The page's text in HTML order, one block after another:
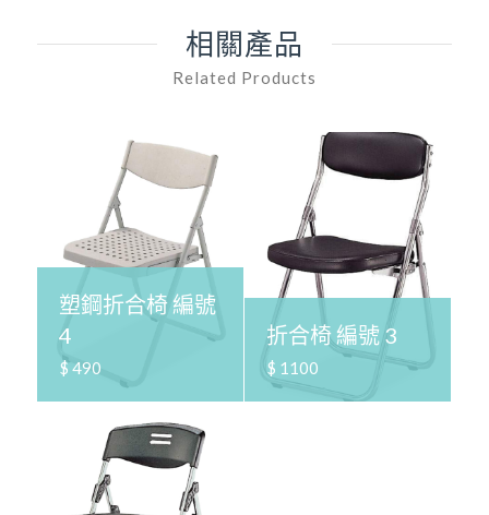
相關產品
Related Products
塑鋼折合椅 編號
4
$ 490
折合椅 編號 3
$ 1100